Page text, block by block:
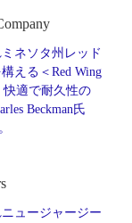
ネソタ州レッド
える＜Red Wing
快適で耐久性の
Beckman氏
ュージャージー